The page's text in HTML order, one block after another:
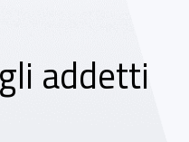
addetti